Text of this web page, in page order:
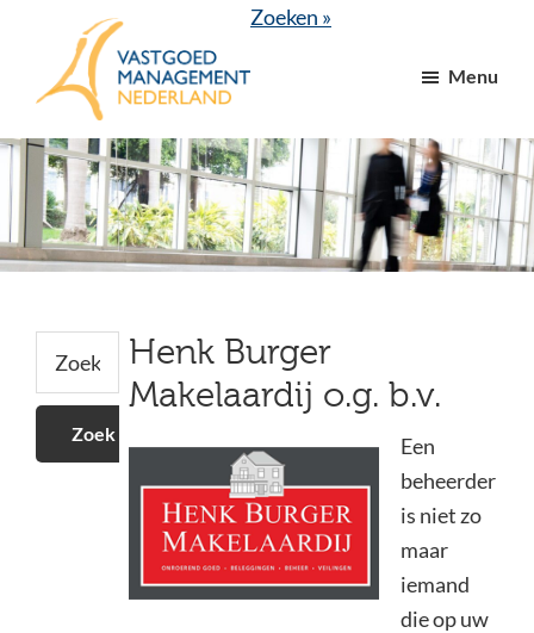
inhoud
sidebar
sidebar
VGM
NL
dé
branchevereniging
voor
vastgoed-
en
Zoeken »
Menu
Henk Burger
Makelaardij o.g. b.v.
Een
beheerder
is niet zo
maar
iemand
die op uw
Secundaire
Sidebar
op
deze
website